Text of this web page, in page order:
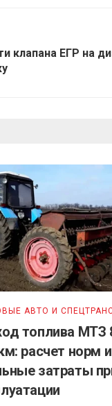
клапана ЕГР на
АВТО И
топлива МТЗ
расчет норм и
затраты